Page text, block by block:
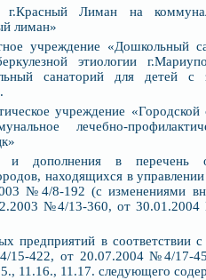
Лиман на
лиман»
учреждение «Дошкольный
этиологии
санаторий для детей с
учреждение
лечебно-
дополнения в перечень
находящихся в
№4/8-192 (с изменениями
№4/13-360, от
предприятий в соответствии
422, от 20.07.2004 №4/17-
11.16., 11.17. следующего